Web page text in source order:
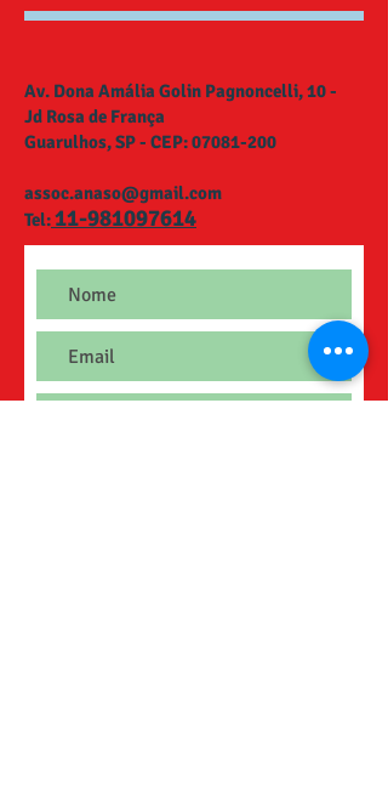
Av. Dona Amália Golin Pagnoncelli, 10 -
Jd Rosa de França
Guarulhos, SP - CEP:07081-200
assoc.anaso@gmail.com
Tel:11-981097614